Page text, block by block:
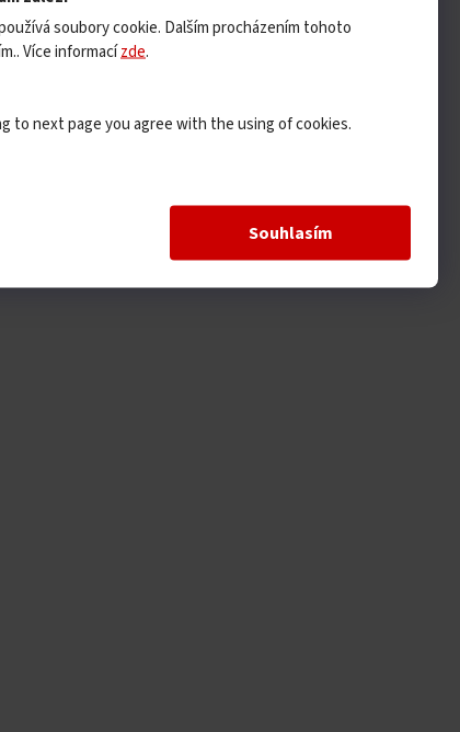
soubory cookie. Dalším procházením tohoto
Více informacízde.
to next page you agree with the using of cookies.
Souhlasím